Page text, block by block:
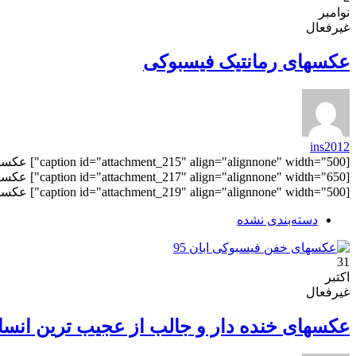
نوامبر
غیرفعال
عکسهای رمانتیک فیسبوکی
ins2012
[caption id="attachment_219" align="alignnone" width="500"] عکسهای رمانتیک فیسبوکی[/caption] منبع: عکسهای خفن فیسبوکی
دسته‌بندی نشده
31
اکتبر
غیرفعال
عکسهای خنده دار و جالب از عجیب ترین